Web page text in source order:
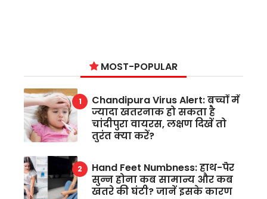
MOST-POPULAR
Chandipura Virus Alert: बच्चों में
ज्यादा खतरनाक हो सकता है
चांदीपुरा वायरस, लक्षण दिखें तो
तुरंत क्या करें?
Hand Feet Numbness: हाथ-पैर
सुन्न होना कब सामान्य और कब
खतरे की घंटी? जानें इसके कारण